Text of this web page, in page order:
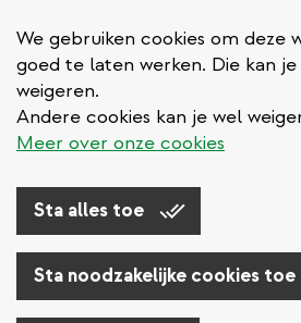
We gebruiken cookies om deze
goed te laten werken. Die kan
weigeren.
Andere cookies kan je wel
Meer over onze cookies
Sta alles toe
Sta noodzakelijke cookies toe